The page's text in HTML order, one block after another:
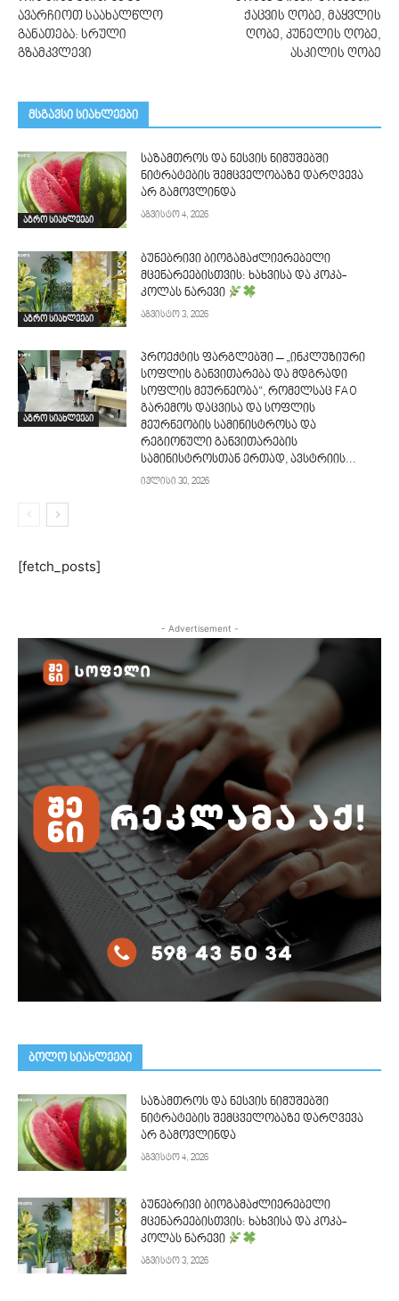
ავარჩიოთ საახალწლო
განათება: სრული
გზამკვლევი
ქაცვის ღობე, მაყვლის
ღობე, კუნელის ღობე,
ასკილის ღობე
მსგავსი სიახლეები
აგრო სიახლეები
საზამთროს და ნესვის ნიმუშებში
ნიტრატების შემცველობაზე დარღვევა
არ გამოვლინდა
აგვისტო 4, 2026
აგრო სიახლეები
ბუნებრივი ბიოგამაძლიერებელი
მცენარეებისთვის: ხახვისა და კოკა-
კოლას ნარევი
აგვისტო 3, 2026
აგრო სიახლეები
პროექტის ფარგლებში – „ინკლუზიური
სოფლის განვითარება და მდგრადი
სოფლის მეურნეობა“, რომელსაც FAO
გარემოს დაცვისა და სოფლის
მეურნეობის სამინისტროსა და
რეგიონული განვითარების
სამინისტროსთან ერთად, ავსტრიის...
ივლისი 30, 2026
[fetch_posts]
- Advertisement -
ᲑᲝᲚᲝ ᲡᲘᲐᲮᲚᲔᲔᲑᲘ
საზამთროს და ნესვის ნიმუშებში
ნიტრატების შემცველობაზე დარღვევა
არ გამოვლინდა
აგვისტო 4, 2026
ბუნებრივი ბიოგამაძლიერებელი
მცენარეებისთვის: ხახვისა და კოკა-
კოლას ნარევი
აგვისტო 3, 2026